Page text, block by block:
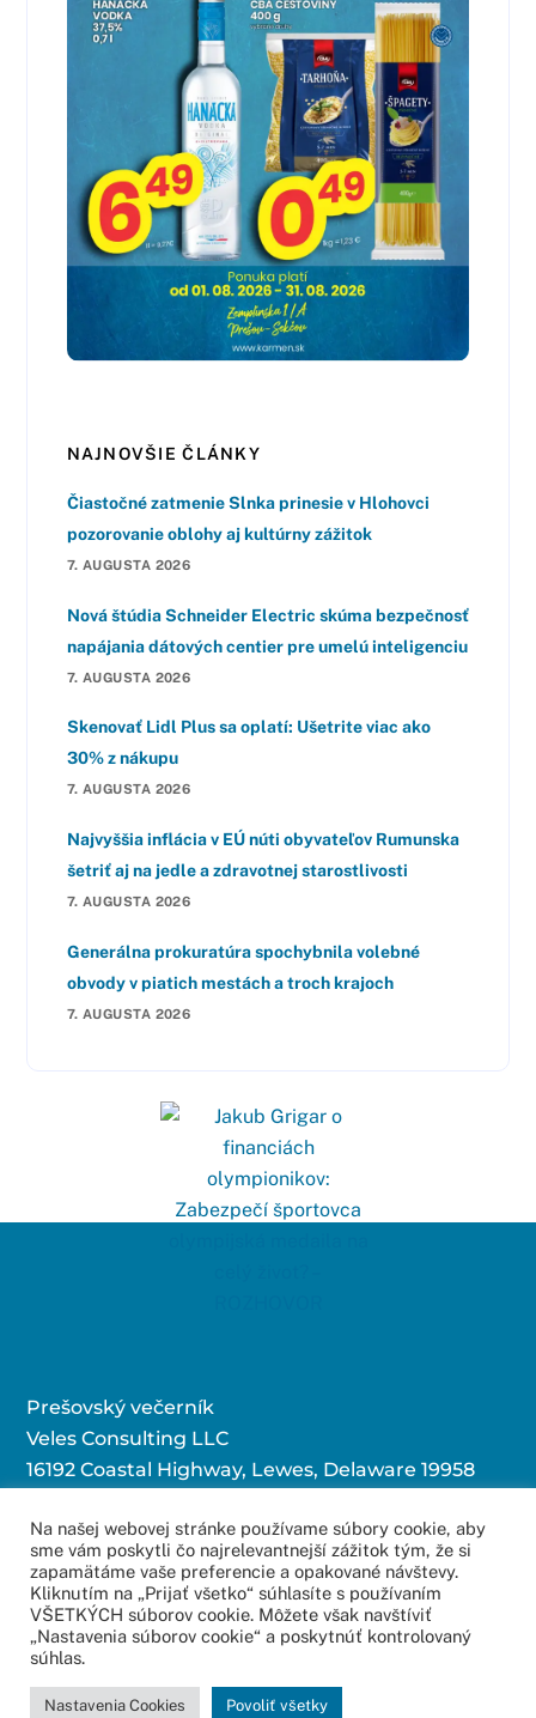
NAJNOVŠIE ČLÁNKY
Čiastočné zatmenie Slnka prinesie v Hlohovci
pozorovanie oblohy aj kultúrny zážitok
7. AUGUSTA 2026
Nová štúdia Schneider Electric skúma bezpečnosť
napájania dátových centier pre umelú inteligenciu
7. AUGUSTA 2026
Skenovať Lidl Plus sa oplatí: Ušetrite viac ako
30% z nákupu
7. AUGUSTA 2026
Najvyššia inflácia v EÚ núti obyvateľov Rumunska
šetriť aj na jedle a zdravotnej starostlivosti
7. AUGUSTA 2026
Generálna prokuratúra spochybnila volebné
obvody v piatich mestách a troch krajoch
7. AUGUSTA 2026
Prešovský večerník
Veles Consulting LLC
16192 Coastal Highway, Lewes, Delaware 19958
Kontaktujte nás:
redakcia@povecernik.sk
© 2016 – 2022 Web Studio – Tvorba Web Stránok
Na našej webovej stránke používame súbory cookie, aby
sme vám poskytli čo najrelevantnejší zážitok tým, že si
zapamätáme vaše preferencie a opakované návštevy.
Kliknutím na „Prijať všetko“ súhlasíte s používaním
VŠETKÝCH súborov cookie. Môžete však navštíviť
„Nastavenia súborov cookie“ a poskytnúť kontrolovaný
súhlas.
Nastavenia Cookies Povoliť všetky